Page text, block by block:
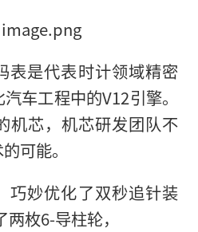
表是代表时计领域精密
车工程中的V12引擎。
机芯，机芯研发团队不
可能。
巧妙优化了双秒追针装
枚6-导柱轮，